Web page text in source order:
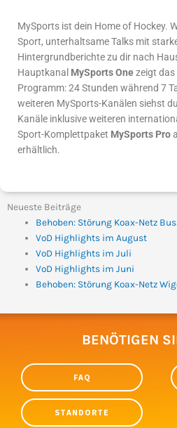
MySports ist dein Home of Hockey.
Sport, unterhaltsame Talks mit
Hintergrundberichte zu dir nach
Hauptkanal MySports Onezeigt das
Programm: 24 Stunden während 7
weiteren MySports-Kanälen siehst
Kanäle inklusive weiteren
Sport-Komplettpaket MySports Pro
erhältlich.
Neueste Beiträge
Behoben: Störung Koax-Netz
VoD Highlights im August
VoD Highlights im Juli
VoD Highlights im Juni
Behoben: Störung Koax-Netz
BENÖTIGEN
FAQ
STANDORTE